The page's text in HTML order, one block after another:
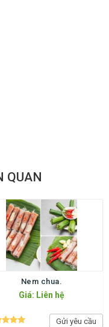
QUAN
Nem chua.
Giá: Liên hệ
Gửi yêu cầu